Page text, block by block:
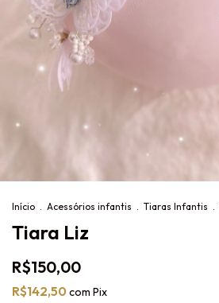
Início . Acessórios infantis . Tiaras Infantis .
Tiara Liz
R$150,00
R$142,50 com Pix